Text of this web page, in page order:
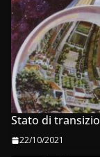
Stato di
22/10/2021